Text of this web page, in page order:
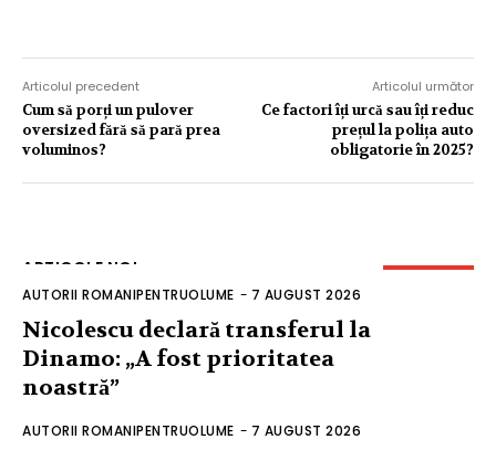
Articolul precedent
Cum să porți un pulover
oversized fără să pară prea
voluminos?
Articolul următor
Ce factori îți urcă sau îți reduc
prețul la polița auto
obligatorie în 2025?
ARTICOLE NOI
AUTORII ROMANIPENTRUOLUME - 7 AUGUST 2026
Nicolescu declară transferul la
Dinamo: „A fost prioritatea
noastră”
AUTORII ROMANIPENTRUOLUME - 7 AUGUST 2026